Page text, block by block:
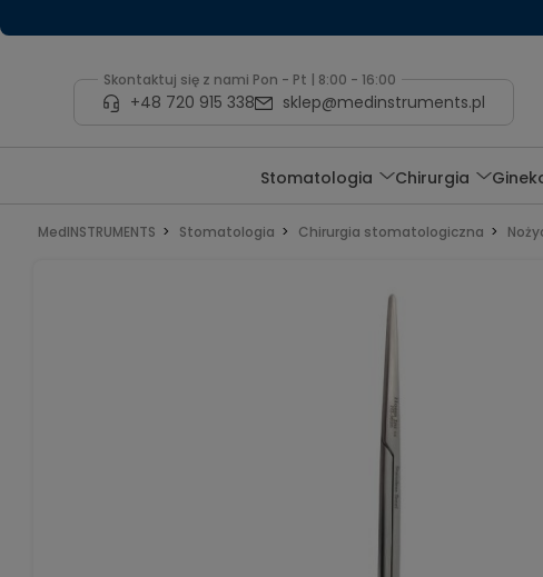
Skontaktuj się z nami Pon - Pt | 8:00 - 16:00
+48 720 915 338 sklep@medinstruments.pl
Stomatologia Chirurgia
MedINSTRUMENTS Stomatologia Chirurgia stomatologiczna